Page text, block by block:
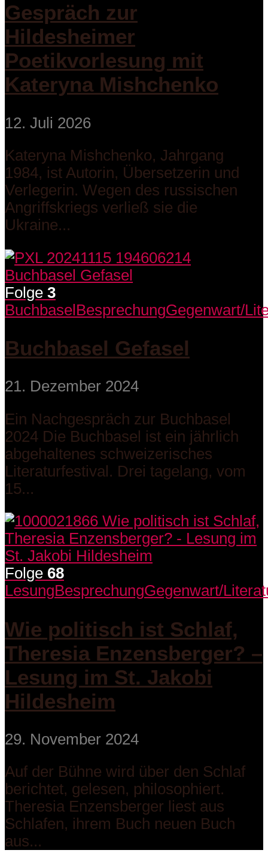
Gespräch zur
Hildesheimer
Poetikvorlesung mit
Kateryna Mishchenko
12. Juli 2026
Kateryna Mishchenko, Jahrgang
1984, ist Autorin, Übersetzerin und
Verlegerin. Wegen des russischen
Angriffskriegs verließ sie die
Ukraine...
Folge 3
BuchbaselBesprechungGegenwart/
Buchbasel Gefasel
21. Dezember 2024
Ein Nachgespräch zur Buchbasel
2024 Die Buchbasel ist ein jährlich
abgehaltenes schweizerisches
Literaturfestival. Drei tagelang, vom
15...
Folge 68
LesungBesprechungGegenwart/
Wie politisch ist Schlaf,
Theresia Enzensberger? –
Lesung im St. Jakobi
Hildesheim
29. November 2024
Auf der Bühne wird über den Schlaf
berichtet, gelesen, philosophiert.
Theresia Enzensberger liest aus
Schlafen, ihrem Buch neuen Buch
aus...